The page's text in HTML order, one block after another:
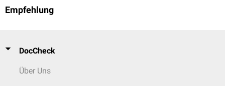
Empfehlung
DocCheck
Über Uns